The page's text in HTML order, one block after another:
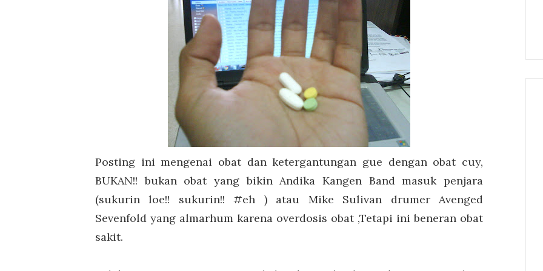
Posting ini mengenai obat dan ketergantungan gue dengan obat cuy,
BUKAN!! bukan obat yang bikin Andika Kangen Band masuk penjara
(sukurin loe!! sukurin!! #eh ) atau Mike Sulivan drumer Avenged
Sevenfold yang almarhum karena overdosis obat ,Tetapi ini beneran obat
sakit.